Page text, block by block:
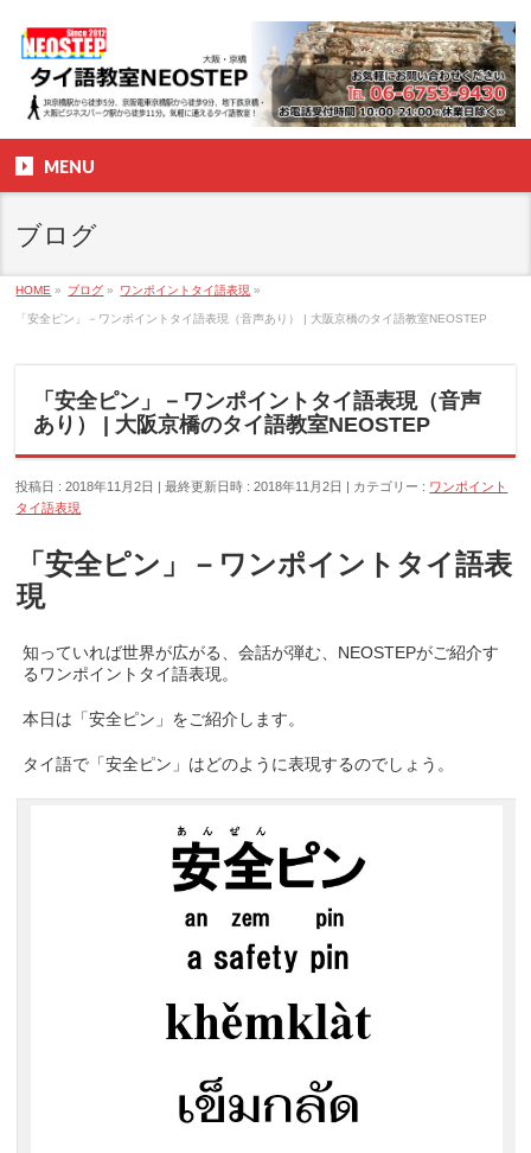
MENU
ブログ
HOME » ブログ » ワンポイントタイ語表現 »
「安全ピン」－ワンポイントタイ語表現（音声あり） | 大阪京橋のタイ語教室NEOSTEP
「安全ピン」－ワンポイントタイ語表現（音声
あり） | 大阪京橋のタイ語教室NEOSTEP
投稿日 : 2018年11月2日 最終更新日時 : 2018年11月2日 カテゴリー : ワンポイント
タイ語表現
「安全ピン」－ワンポイントタイ語表
現
知っていれば世界が広がる、会話が弾む、NEOSTEPがご紹介す
るワンポイントタイ語表現。
本日は「安全ピン」をご紹介します。
タイ語で「安全ピン」はどのように表現するのでしょう。